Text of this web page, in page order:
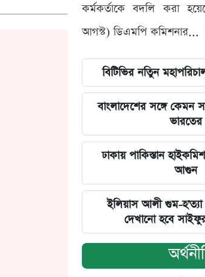
কর্মকর্তাকে বদলি করা
আগস্ট) ডিএমপি কমিশনার...
বিটিভির নতিুন
বাংলাদেশের সঙ্গে কেমন
ভারতের
ঢাকায় পাকিস্তান
আগুন
ইলিয়াস আলী গুম-হ'ত্যা
দেখানো হবে